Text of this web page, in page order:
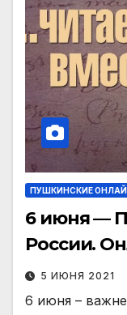
ПУШКИНСКИЕ
6 июня —
России.
5 ИЮНЯ 2021
6 июня –